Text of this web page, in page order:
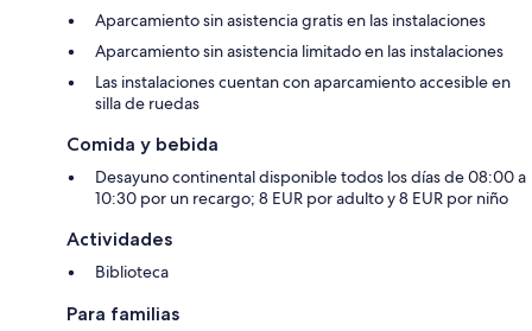
Aparcamiento sin asistencia gratis en las instalaciones
Aparcamiento sin asistencia limitado en las instalaciones
Las instalaciones cuentan con aparcamiento accesible en
silla de ruedas
Comida y bebida
Desayuno continental disponible todos los días de 08:00 a
10:30 por un recargo; 8 EUR por adulto y 8 EUR por niño
Actividades
Biblioteca
Para familias